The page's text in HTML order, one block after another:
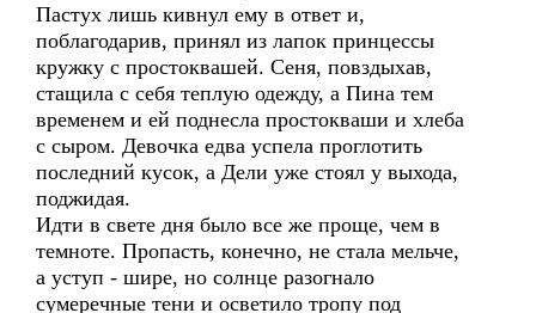
Пастух лишь кивнул ему в ответ и,
поблагодарив, принял из лапок принцессы
кружку с простоквашей. Сеня, повздыхав,
стащила с себя теплую одежду, а Пина тем
временем и ей поднесла простокваши и хлеба
с сыром. Девочка едва успела проглотить
последний кусок, а Дели уже стоял у выхода,
поджидая.
Идти в свете дня было все же проще, чем в
темноте. Пропасть, конечно, не стала мельче,
а уступ - шире, но солнце разогнало
сумеречные тени и осветило тропу под